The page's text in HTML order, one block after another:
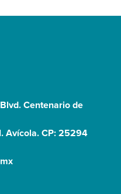
Centenario de
Avícola. CP: 25294